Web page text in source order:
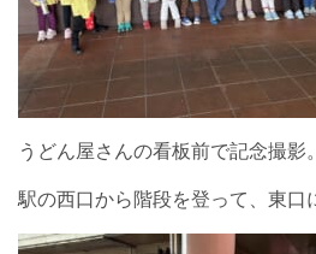
うどん屋さんの看板前で記念撮影。
駅の西口から階段を登って、東口